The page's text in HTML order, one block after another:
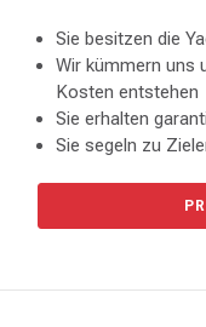
Sie besitzen die
Wir kümmern uns
Kosten entstehen
Sie erhalten
Sie segeln zu